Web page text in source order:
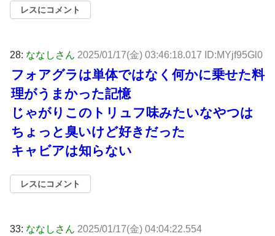
レスにコメント
28: ななしさん 2025/01/17(金) 03:46:18.017 ID:MYjf95Gl0
フォアグラは単体ではなく何かに乗せた料
理がうまかった記憶
じゃがりこのトリュフ味みたいなやつは
ちょっと臭いけど好きだった
キャビアは知らない
レスにコメント
33: ななしさん 2025/01/17(金) 04:04:22.554